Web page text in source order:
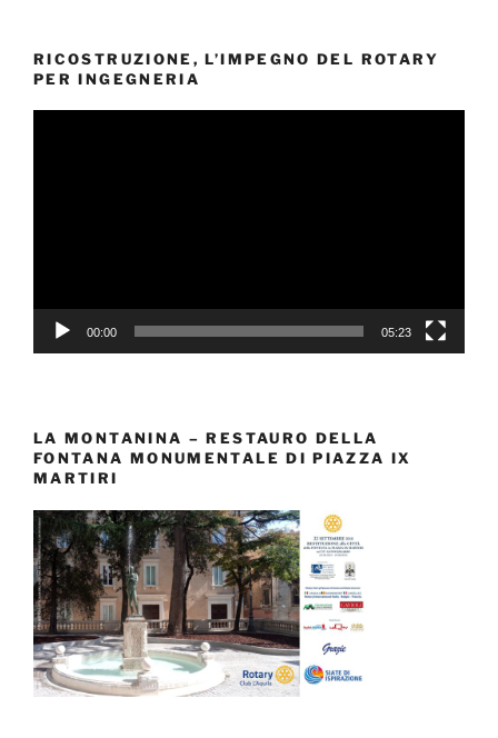
RICOSTRUZIONE, L’IMPEGNO DEL ROTARY
PER INGEGNERIA
00:00 05:23
LA MONTANINA – RESTAURO DELLA
FONTANA MONUMENTALE DI PIAZZA IX
MARTIRI